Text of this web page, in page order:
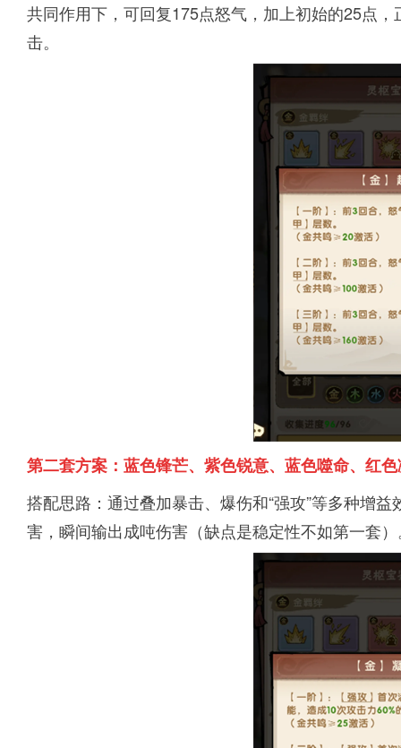
共同作用下，可回复175点怒气，加上初始的25点
击。
第二套方案：蓝色锋芒、紫色锐意、蓝色噬命、红
搭配思路：通过叠加暴击、爆伤和“强攻”等多种增
害，瞬间输出成吨伤害（缺点是稳定性不如第一套